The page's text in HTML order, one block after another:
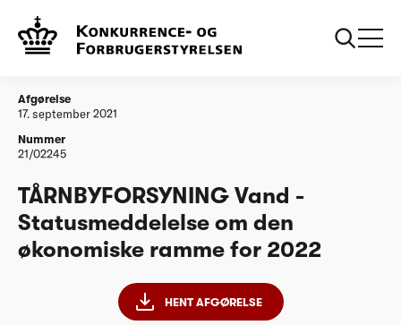
Vandtilsyn
Statusmeddelelse om den økonomiske ramme
for 2022
Afgørelse
17. september 2021
Nummer
21/02245
TÅRNBYFORSYNING Vand -
Statusmeddelelse om den
økonomiske ramme for 2022
HENT AFGØRELSE